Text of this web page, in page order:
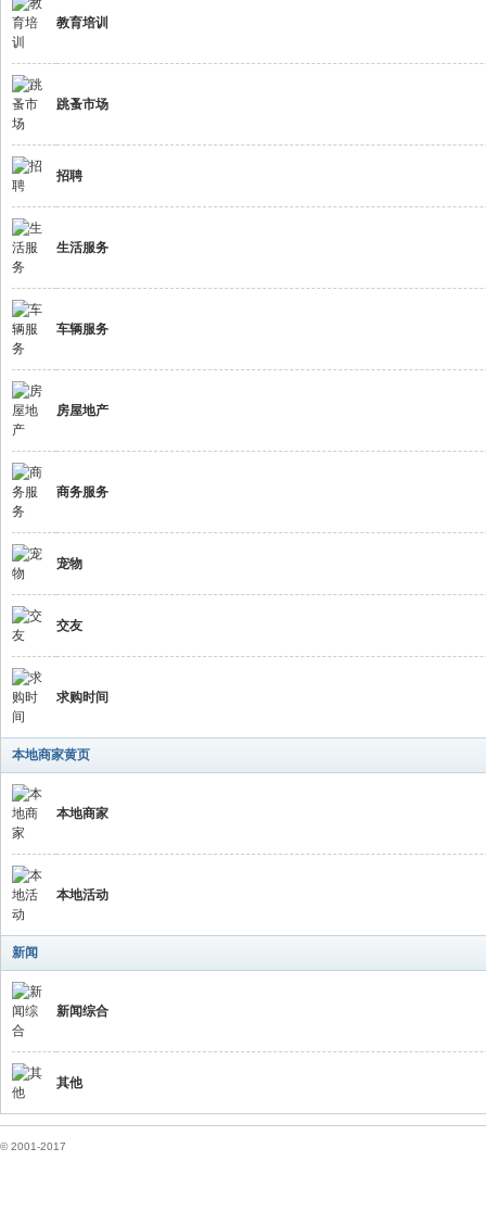
论
纽
教育培训
跳蚤市场
招聘
生活服务
车辆服务
房屋地产
商务服务
宠物
交友
求购时间
本地商家黄页
本地商家
本地活动
新闻
新闻综合
其他
© 2001-2017